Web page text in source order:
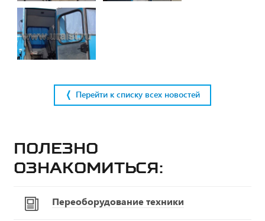
Перейти к списку всех новостей
Полезно
ознакомиться:
Переоборудование техники